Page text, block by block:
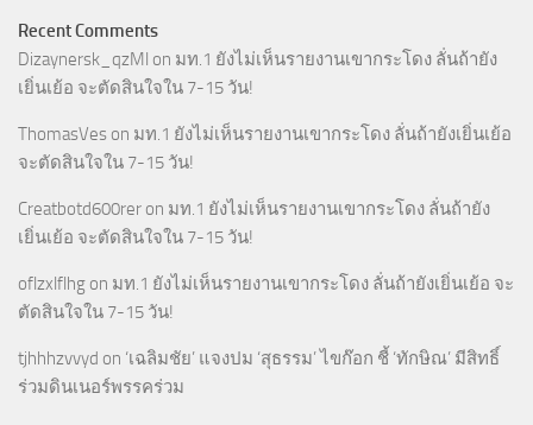
Recent Comments
Dizaynersk_qzMl on มท.1 ยังไม่เห็นรายงานเขากระโดง ลั่นถ้ายัง
เยิ่นเย้อ จะตัดสินใจใน 7-15 วัน!
ThomasVes on มท.1 ยังไม่เห็นรายงานเขากระโดง ลั่นถ้ายังเยิ่นเย้อ
จะตัดสินใจใน 7-15 วัน!
Creatbotd600rer on มท.1 ยังไม่เห็นรายงานเขากระโดง ลั่นถ้ายัง
เยิ่นเย้อ จะตัดสินใจใน 7-15 วัน!
oflzxlflhg on มท.1 ยังไม่เห็นรายงานเขากระโดง ลั่นถ้ายังเยิ่นเย้อ จะ
ตัดสินใจใน 7-15 วัน!
tjhhhzvvyd on ‘เฉลิมชัย’ แจงปม ‘สุธรรม’ ไขก๊อก ชี้ ‘ทักษิณ’ มีสิทธิ์
ร่วมดินเนอร์พรรคร่วม